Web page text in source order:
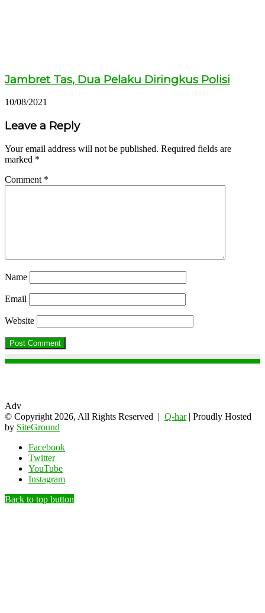
Jambret Tas, Dua Pelaku Diringkus Polisi
10/08/2021
Leave a Reply
Your email address will not be published. Required fields are
marked *
Comment *
Name
Email
Website
Adv
© Copyright 2026, All Rights Reserved | Q-har| Proudly Hosted
by SiteGround
Facebook
Twitter
YouTube
Instagram
Back to top button